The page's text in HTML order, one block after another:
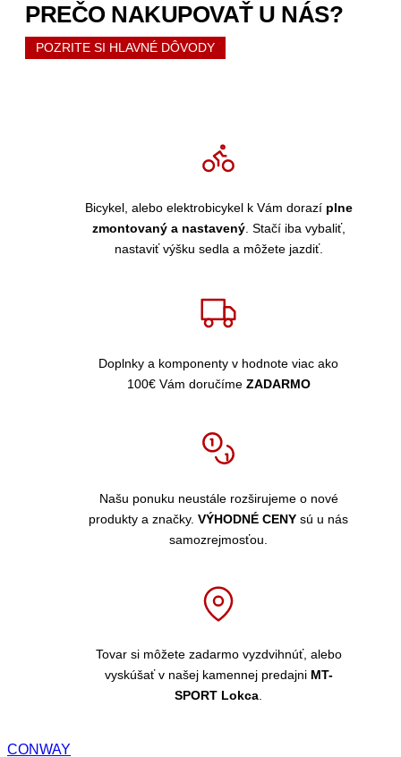
PREČO NAKUPOVAŤ U NÁS?
POZRITE SI HLAVNÉ DÔVODY
Bicykel, alebo elektrobicykel k Vám dorazí plne
zmontovaný a nastavený. Stačí iba vybaliť,
nastaviť výšku sedla a môžete jazdiť.
Doplnky a komponenty v hodnote viac ako
100€ Vám doručíme ZADARMO
Našu ponuku neustále rozširujeme o nové
produkty a značky. VÝHODNÉ CENY sú u nás
samozrejmosťou.
Tovar si môžete zadarmo vyzdvihnúť, alebo
vyskúšať v našej kamennej predajni MT-
SPORT Lokca
CONWAY